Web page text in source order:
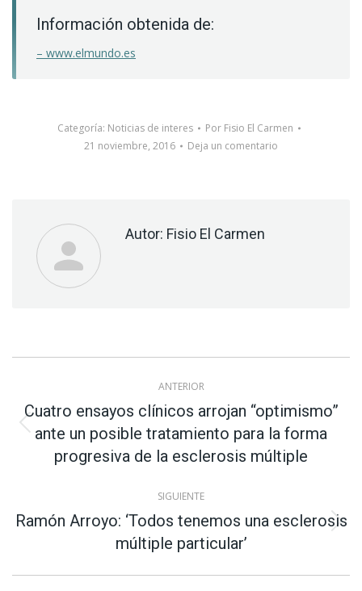
Información obtenida de:
– www.elmundo.es
Categoría: Noticias de interes Por Fisio El Carmen
21 noviembre, 2016
Deja un comentario
Autor: Fisio El Carmen
Navegación
entre
publicaciones
ANTERIOR
Publicación
anterior:
Cuatro ensayos clínicos arrojan “optimismo”
ante un posible tratamiento para la forma
progresiva de la esclerosis múltiple
SIGUIENTE
Publicación
siguiente:
Ramón Arroyo: ‘Todos tenemos una esclerosis
múltiple particular’